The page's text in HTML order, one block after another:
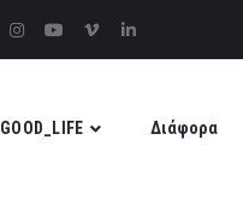
GOOD_LIFE Διάφορα